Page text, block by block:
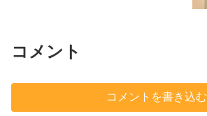
コメント
コメントを書き込む